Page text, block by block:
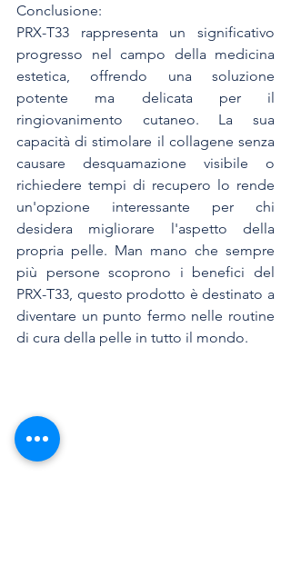
Conclusione:
PRX-T33 rappresenta un significativo
progresso nel campo della medicina
estetica, offrendo una soluzione
potente ma delicata per il
ringiovanimento cutaneo. La sua
capacità di stimolare il collagene senza
causare desquamazione visibile o
richiedere tempi di recupero lo rende
un'opzione interessante per chi
desidera migliorare l'aspetto della
propria pelle. Man mano che sempre
più persone scoprono i benefici del
PRX-T33, questo prodotto è destinato a
diventare un punto fermo nelle routine
di cura della pelle in tutto il mondo.